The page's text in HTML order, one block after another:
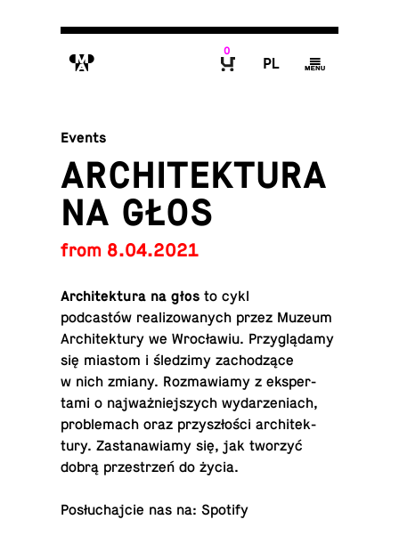
M
0
P g
Events
ARCHITEKTURA
NA GŁOS
from 8.04.2021
Ar­chitek­tura na głos to cykl
podcastów re­al­i­zowanych przez Muzeum
Ar­chitek­tury we Wrocławiu. Przyglądamy
się miastom i śledzimy zachodzące
w nich zmiany. Roz­maw­iamy z eksper­
tami o najważniejszych wydarzeni­ach,
prob­lemach oraz przyszłości ar­chitek­
tury. Za­s­tanaw­iamy się, jak tworzyć
dobrą przestrzeń do życia.
Posłucha­j­cie nas na: Spotify